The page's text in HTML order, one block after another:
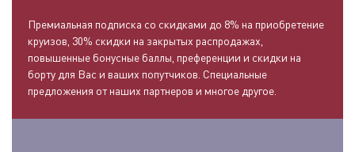
Премиальная подписка со скидками до 8% на приобретение
круизов, 30% скидки на закрытых распродажах,
повышенные бонусные баллы, преференции и скидки на
борту для Вас и ваших попутчиков. Специальные
предложения от наших партнеров и многое другое.